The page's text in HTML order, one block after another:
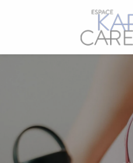
alt="Pilates et Yoga pour